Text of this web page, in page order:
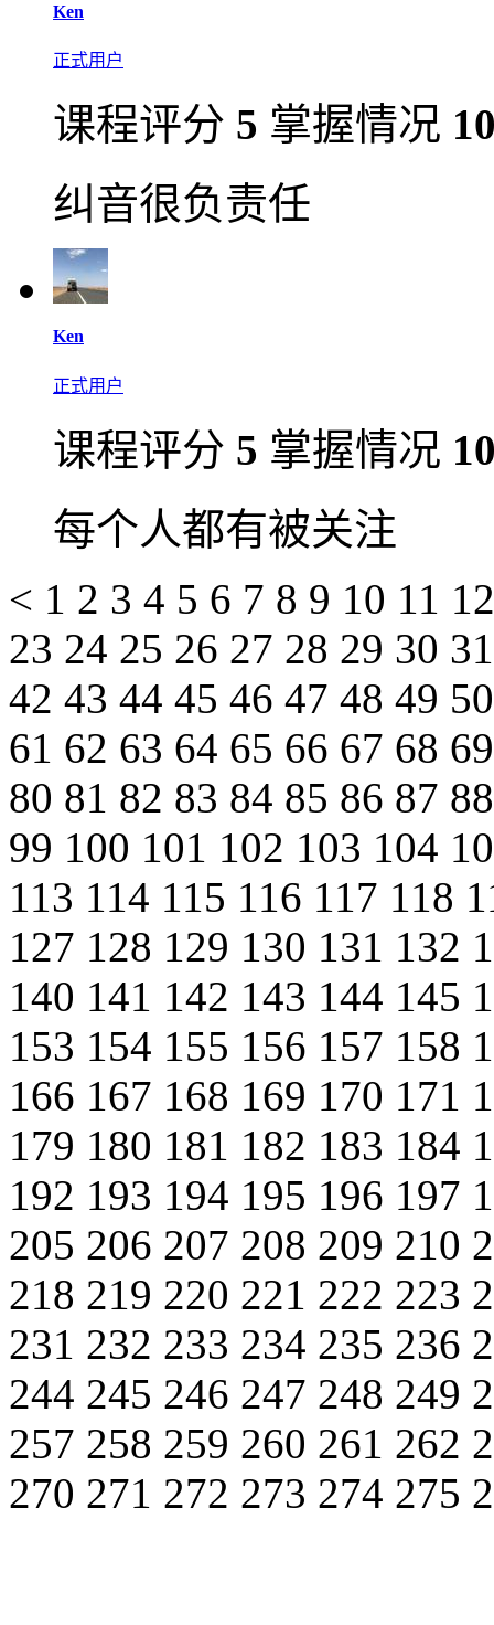
Ken
正式用户
课程评分 5 掌握情况
纠音很负责任
Ken
正式用户
课程评分 5 掌握情况
每个人都有被关注
< 1 2 3 4 5 6 7 8 9 10 11
23 24 25 26 27 28 29 30
42 43 44 45 46 47 48 49
61 62 63 64 65 66 67 68
80 81 82 83 84 85 86 87
99 100 101 102 103 104
113 114 115 116 117 118
127 128 129 130 131 132
140 141 142 143 144 145
153 154 155 156 157 158
166 167 168 169 170 171
179 180 181 182 183 184
192 193 194 195 196 197
205 206 207 208 209 210
218 219 220 221 222 223
231 232 233 234 235 236
244 245 246 247 248 249
257 258 259 260 261 262
270 271 272 273 274 275